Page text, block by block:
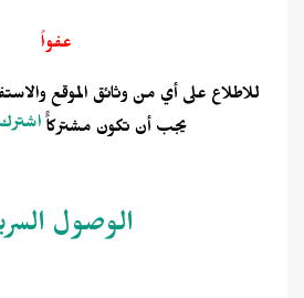
عفواً
للاطلاع على أي من وثائق الموقع
يجب أن تكون مشتركاًً
الوصول